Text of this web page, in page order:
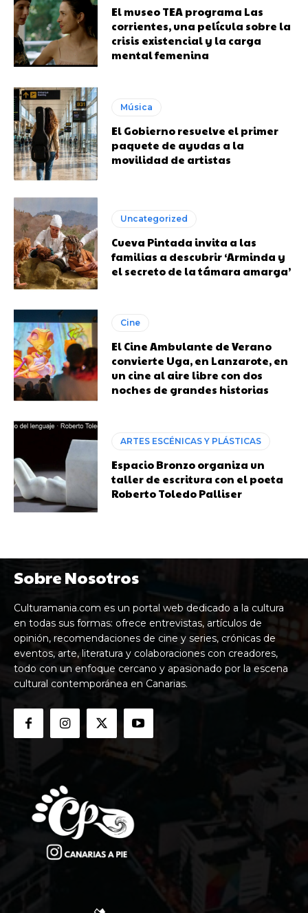
El museo TEA programa Las
corrientes, una película sobre la
crisis existencial y la carga
mental femenina
Música
El Gobierno resuelve el primer
paquete de ayudas a la
movilidad de artistas
Uncategorized
Cueva Pintada invita a las
familias a descubrir ‘Arminda y
el secreto de la támara amarga’
Cine
El Cine Ambulante de Verano
convierte Uga, en Lanzarote, en
un cine al aire libre con dos
noches de grandes historias
ARTES ESCÉNICAS Y PLÁSTICAS
Espacio Bronzo organiza un
taller de escritura con el poeta
Roberto Toledo Palliser
Sobre Nosotros
Culturamania.com es un portal web dedicado a la cultura
en todas sus formas: ofrece entrevistas, artículos de
opinión, recomendaciones de cine y series, crónicas de
eventos, arte, literatura y colaboraciones con creadores,
todo con un enfoque cercano y apasionado por la escena
cultural contemporánea en Canarias.